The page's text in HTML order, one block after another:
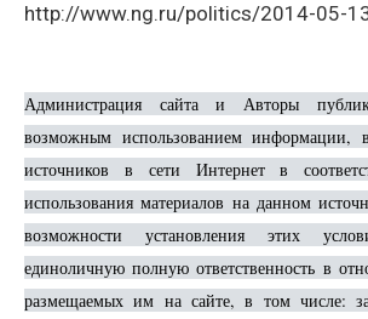
http://www.ng.ru/politics/2014-05-
Администрация сайта и Авторы
возможным использованием информации,
источников в сети Интернет в
использования материалов на данном
возможности установления этих
единоличную полную ответственность в
размещаемых им на сайте, в том числе: